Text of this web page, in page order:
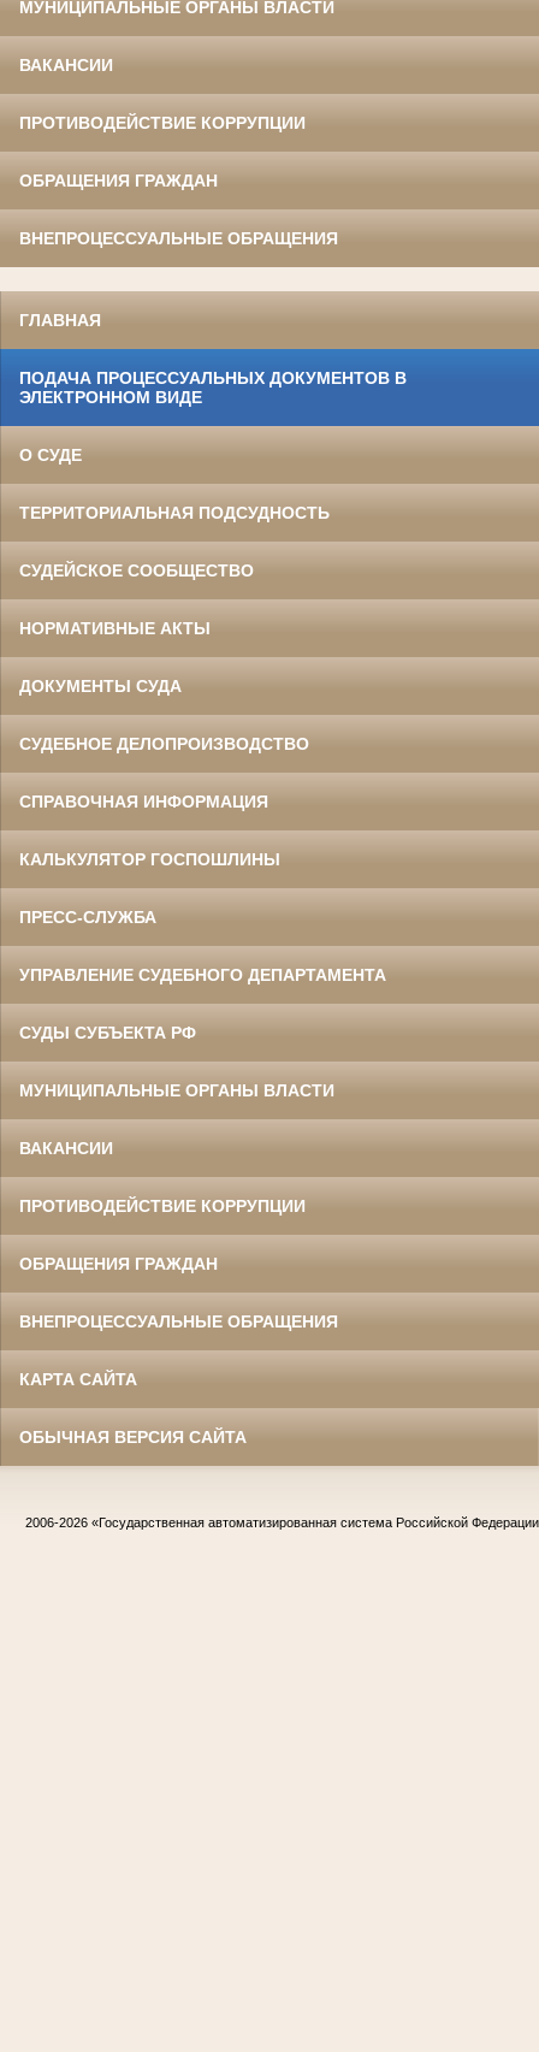
МУНИЦИПАЛЬНЫЕ ОРГАНЫ ВЛАСТИ
ВАКАНСИИ
ПРОТИВОДЕЙСТВИЕ КОРРУПЦИИ
ОБРАЩЕНИЯ ГРАЖДАН
ВНЕПРОЦЕССУАЛЬНЫЕ ОБРАЩЕНИЯ
ГЛАВНАЯ
ПОДАЧА ПРОЦЕССУАЛЬНЫХ ДОКУМЕНТОВ В
ЭЛЕКТРОННОМ ВИДЕ
О СУДЕ
ТЕРРИТОРИАЛЬНАЯ ПОДСУДНОСТЬ
СУДЕЙСКОЕ СООБЩЕСТВО
НОРМАТИВНЫЕ АКТЫ
ДОКУМЕНТЫ СУДА
СУДЕБНОЕ ДЕЛОПРОИЗВОДСТВО
СПРАВОЧНАЯ ИНФОРМАЦИЯ
КАЛЬКУЛЯТОР ГОСПОШЛИНЫ
ПРЕСС-СЛУЖБА
УПРАВЛЕНИЕ СУДЕБНОГО ДЕПАРТАМЕНТА
СУДЫ СУБЪЕКТА РФ
МУНИЦИПАЛЬНЫЕ ОРГАНЫ ВЛАСТИ
ВАКАНСИИ
ПРОТИВОДЕЙСТВИЕ КОРРУПЦИИ
ОБРАЩЕНИЯ ГРАЖДАН
ВНЕПРОЦЕССУАЛЬНЫЕ ОБРАЩЕНИЯ
КАРТА САЙТА
ОБЫЧНАЯ ВЕРСИЯ САЙТА
2006-2026 «Государственная автоматизированная система Российской